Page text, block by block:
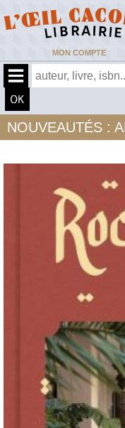
MON COMPTE
NOUVEAUTÉS :